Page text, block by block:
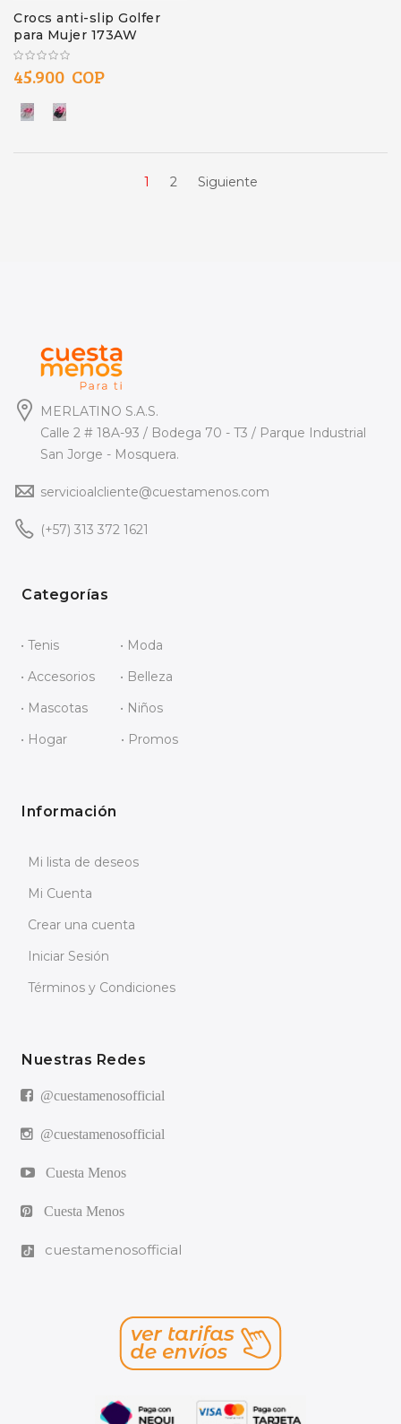
Crocs anti-slip Golfer
para Mujer 173AW
45.900 COP
1 2 Siguiente
MERLATINO S.A.S.
Calle 2 # 18A-93 / Bodega 70 - T3 / Parque Industrial
San Jorge - Mosquera.
servicioalcliente@cuestamenos.com
(+57) 313 372 1621
Categorías
• Tenis
• Moda
• Accesorios
• Belleza
• Mascotas
• Niños
• Hogar
• Promos
Información
Mi lista de deseos
Mi Cuenta
Crear una cuenta
Iniciar Sesión
Términos y Condiciones
Nuestras Redes
@cuestamenosofficial
@cuestamenosofficial
Cuesta Menos
Cuesta Menos
cuestamenosofficial